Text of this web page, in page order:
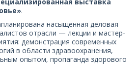
Дилеры
О компании
.
насыщенная деловая
отрасли — лекции и мастер-
демонстрация современных
в области здравоохранения,
опытом, пропаганда здорового